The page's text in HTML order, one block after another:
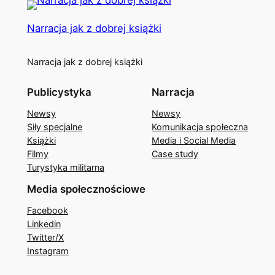
Narracja jak z dobrej książki
Narracja jak z dobrej książki
Publicystyka
Newsy
Siły specjalne
Książki
Filmy
Turystyka militarna
Narracja
Newsy
Komunikacja społeczna
Media i Social Media
Case study
Media społecznościowe
Facebook
Linkedin
Twitter/X
Instagram